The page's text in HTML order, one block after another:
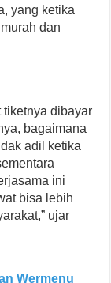
yang ketika
dan
tiketnya dibayar
bagaimana
adil ketika
ini
bisa lebih
ujar
Wermenu